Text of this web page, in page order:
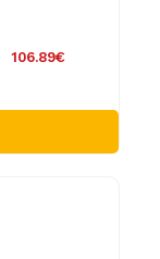
106.89€